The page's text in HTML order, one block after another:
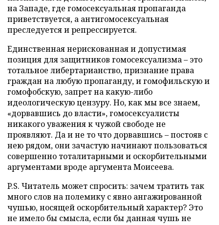
на Западе, где гомосексуальная пропаганда
приветствуется, а антигомосексуальная
преследуется и репрессируется.
Единственная нерискованная и допустимая
позиция для защитников гомосексуализма – это
тотальное либертарианство, признание права
граждан на любую пропаганду, и гомофильскую и
гомофобскую, запрет на какую-либо
идеологическую цензуру. Но, как мы все знаем,
«дорвавшись до власти», гомосексуалисты
никакого уважения к чужой свободе не
проявляют. Да и не то что дорвавшись – постояв с
нею рядом, они зачастую начинают пользоваться
совершенно тоталитарными и оскорбительными
аргументами вроде аргумента Моисеева.
P.S. Читатель может спросить: зачем тратить так
много слов на полемику с явно ангажированной
чушью, носящей оскорбительный характер? Это
не имело бы смысла, если бы данная чушь не